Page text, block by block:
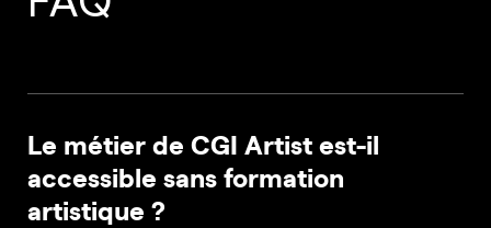
Le métier de CGI Artist est-il
accessible sans formation
artistique ?